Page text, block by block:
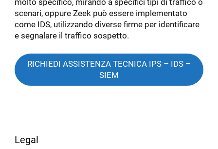
scenari, oppure Zeek può essere implementato
come IDS, utilizzando diverse firme per identificare
e segnalare il traffico sospetto.
RICHIEDI ASSISTENZA TECNICA IPS – IDS –
SIEM
Legal